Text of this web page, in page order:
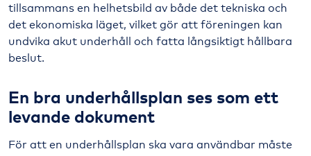
tillsammans en helhetsbild av både det tekniska och
det ekonomiska läget, vilket gör att föreningen kan
undvika akut underhåll och fatta långsiktigt hållbara
beslut.
En bra underhållsplan ses som ett
levande dokument
För att en underhållsplan ska vara användbar måste